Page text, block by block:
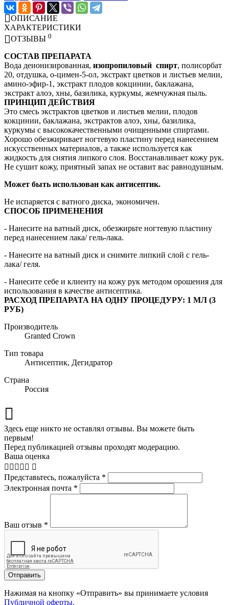
ОПИСАНИЕ
ХАРАКТЕРИСТИКИ
ОТЗЫВЫ 0
СОСТАВ ПРЕПАРАТА
Вода деионизированная, изопропиловый спирт, полисорбат
20, отдушка, о-цимен-5-ол, экстракт цветков и листьев мелии,
амино-эфир-1, экстракт плодов кокцинии, баклажана,
экстракт алоэ, хны, базилика, куркумы, жемчужная пыль.
ПРИНЦИП ДЕЙСТВИЯ
Это смесь экстрактов цветков и листьев мелии, плодов
кокцинии, баклажана, экстрактов алоэ, хны, базилика,
куркумы с высококачественными очищенными спиртами.
Хорошо обезжиривает ногтевую пластину перед нанесением
искусственных материалов, а также используется как
жидкость для снятия липкого слоя. Восстанавливает кожу рук.
Не сушит кожу, приятный запах не оставит вас равнодушным.
Может быть использован как антисептик.
Не испаряется с ватного диска, экономичен.
СПОСОБ ПРИМЕНЕНИЯ
- Нанесите на ватный диск, обезжирьте ногтевую пластину
перед нанесением лака/ гель-лака.
- Нанесите на ватный диск и снимите липкий слой с гель-
лака/ геля.
- Нанесите себе и клиенту на кожу рук методом орошения для
использования в качестве антисептика.
РАСХОД ПРЕПАРАТА НА ОДНУ ПРОЦЕДУРУ: 1 МЛ (3
РУБ)
Производитель
Granted Crown
Тип товара
Антисептик, Дегидратор
Страна
Россия
Здесь еще никто не оставлял отзывы. Вы можете быть
первым!
Перед публикацией отзывы проходят модерацию.
Ваша оценка
Представьтесь, пожалуйста *
Электронная почта *
Ваш отзыв *
Отправить
Нажимая на кнопку «Отправить» вы принимаете условия
Публичной оферты.